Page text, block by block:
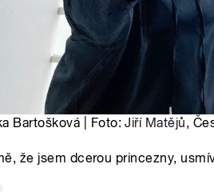
Bartošková | Foto:Jiří Matějů,
že jsem dcerou princezny,